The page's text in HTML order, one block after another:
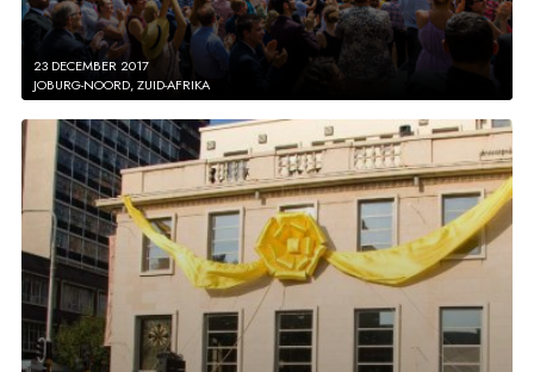
23 DECEMBER 2017
JOBURG-NOORD, ZUID-AFRIKA